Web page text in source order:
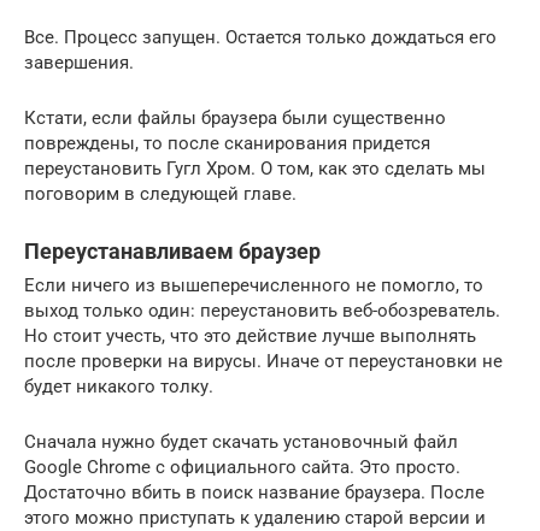
Все. Процесс запущен. Остается только дождаться его
завершения.
Кстати, если файлы браузера были существенно
повреждены, то после сканирования придется
переустановить Гугл Хром. О том, как это сделать мы
поговорим в следующей главе.
Переустанавливаем браузер
Если ничего из вышеперечисленного не помогло, то
выход только один: переустановить веб-обозреватель.
Но стоит учесть, что это действие лучше выполнять
после проверки на вирусы. Иначе от переустановки не
будет никакого толку.
Сначала нужно будет скачать установочный файл
Google Chrome с официального сайта. Это просто.
Достаточно вбить в поиск название браузера. После
этого можно приступать к удалению старой версии и